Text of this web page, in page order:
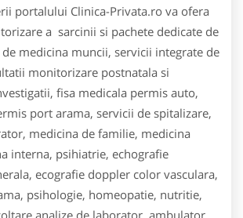
portalului Clinica-Privata.ro va ofera
a sarcinii si pachete dedicate de
medicina muncii, servicii integrate de
monitorizare postnatala si
fisa medicala permis auto,
port arama, servicii de spitalizare,
medicina de familie, medicina
interna, psihiatrie, echografie
ecografie doppler color vasculara,
psihologie, homeopatie, nutritie,
analize de laborator, ambulator